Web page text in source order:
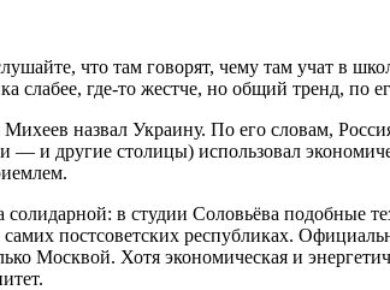
что там говорят, чему там учат в
слабее, где-то жестче, но общий тренд, по
назвал Украину. По его словам,
— и другие столицы) использовал
в студии Соловьёва подобные
постсоветских республиках.
Москвой. Хотя экономическая и